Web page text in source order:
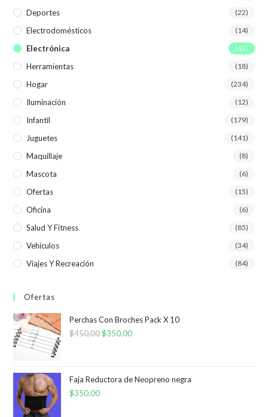
Deportes (22)
Electrodomésticos (14)
Electrónica (62)
Herramientas (18)
Hogar (234)
Iluminación (12)
Infantil (179)
Juguetes (141)
Maquillaje (8)
Mascota (6)
Ofertas (15)
Oficina (6)
Salud Y Fitness (85)
Vehículos (34)
Viajes Y Recreación (84)
Ofertas
Perchas Con Broches Pack X 10
$450,00El
era:
$350,00El
es:
Faja Reductora de Neopreno negra
$350,00